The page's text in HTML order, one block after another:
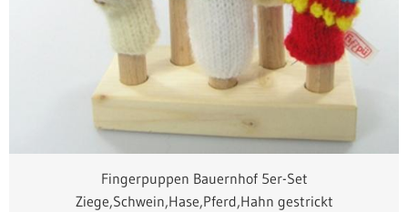
Fingerpuppen Bauernhof 5er-Set
Ziege,Schwein,Hase,Pferd,Hahn gestrickt